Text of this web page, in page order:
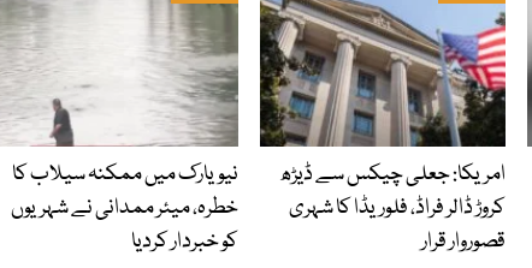
امریکا: جعلی چیکس سے ڈیڑھ
کروڑ ڈالر فراڈ، فلوریڈا کا شہری
قصوروار قرار
نیویارک میں ممکنہ سیلاب کا
خطرہ، میئر ممدانی نے شہریوں
کو خبردار کردیا